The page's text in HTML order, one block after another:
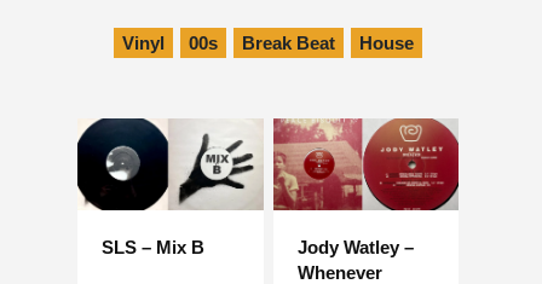
Vinyl 00s Break Beat House
SLS – Mix B
Jody Watley –
Whenever